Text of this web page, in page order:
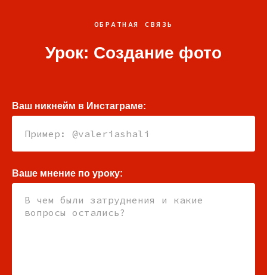
ОБРАТНАЯ СВЯЗЬ
Урок: Создание фото
Ваш никнейм в Инстаграме:
Ваше мнение по уроку: